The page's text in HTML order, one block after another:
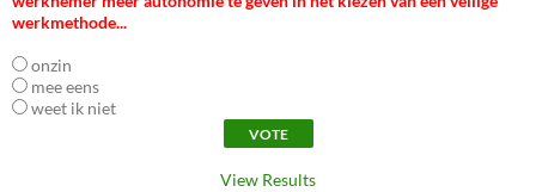
werkmethode...
onzin
mee eens
weet ik niet
View Results